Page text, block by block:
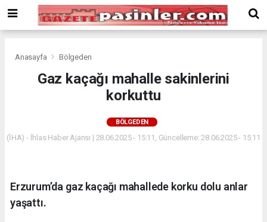
Bonusu
Veren
deneme
siteler
Veren
Anasayfa Bölgeden
Gaz kaçağı mahalle sakinlerini
korkuttu
BÖLGEDEN
(İHA) - İhlas Haber Ajansı | 28.06.2025 - 15:11, Güncelleme: 28.06.2025 - 15:11
Erzurum’da gaz kaçağı mahallede korku dolu anlar
yaşattı.